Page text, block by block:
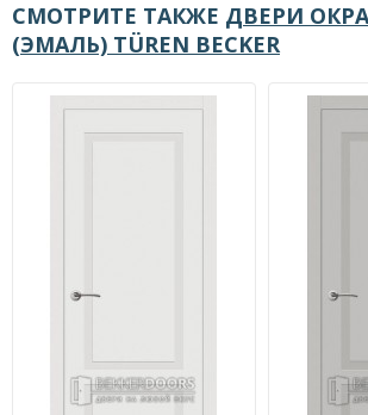
СМОТРИТЕ ТАКЖЕ ДВЕРИ
(ЭМАЛЬ) TÜREN BECKER